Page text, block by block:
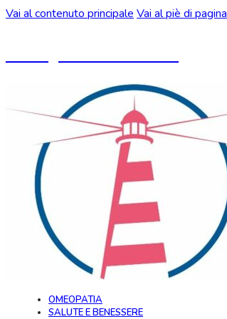
Vai al contenuto principale Vai al piè di pagina
OMEOPATIA
SALUTE E BENESSERE